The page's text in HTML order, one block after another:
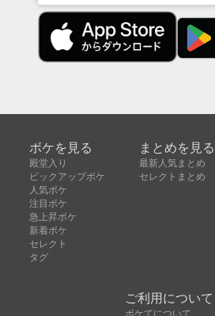
ボケを見る
殿堂入り
ピックアップボケ
人気ボケ
注目ボケ
急上昇ボケ
新着ボケ
セレクト
タグ
まとめを見る
最新人気まとめ
セレクトまとめ
ご利用について
ボケてについて